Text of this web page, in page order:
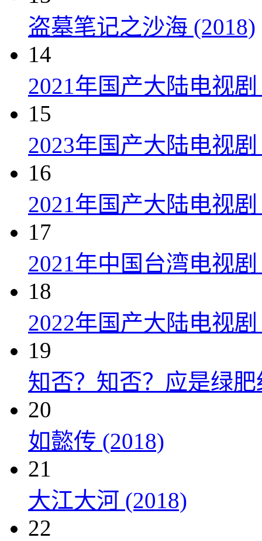
盗墓笔记之沙海 (2018)
14
2021年国产大陆电视
15
2023年国产大陆电视
16
2021年国产大陆电视
17
2021年中国台湾电视
18
2022年国产大陆电视
19
知否？知否？应是绿肥
20
如懿传 (2018)
21
大江大河 (2018)
22